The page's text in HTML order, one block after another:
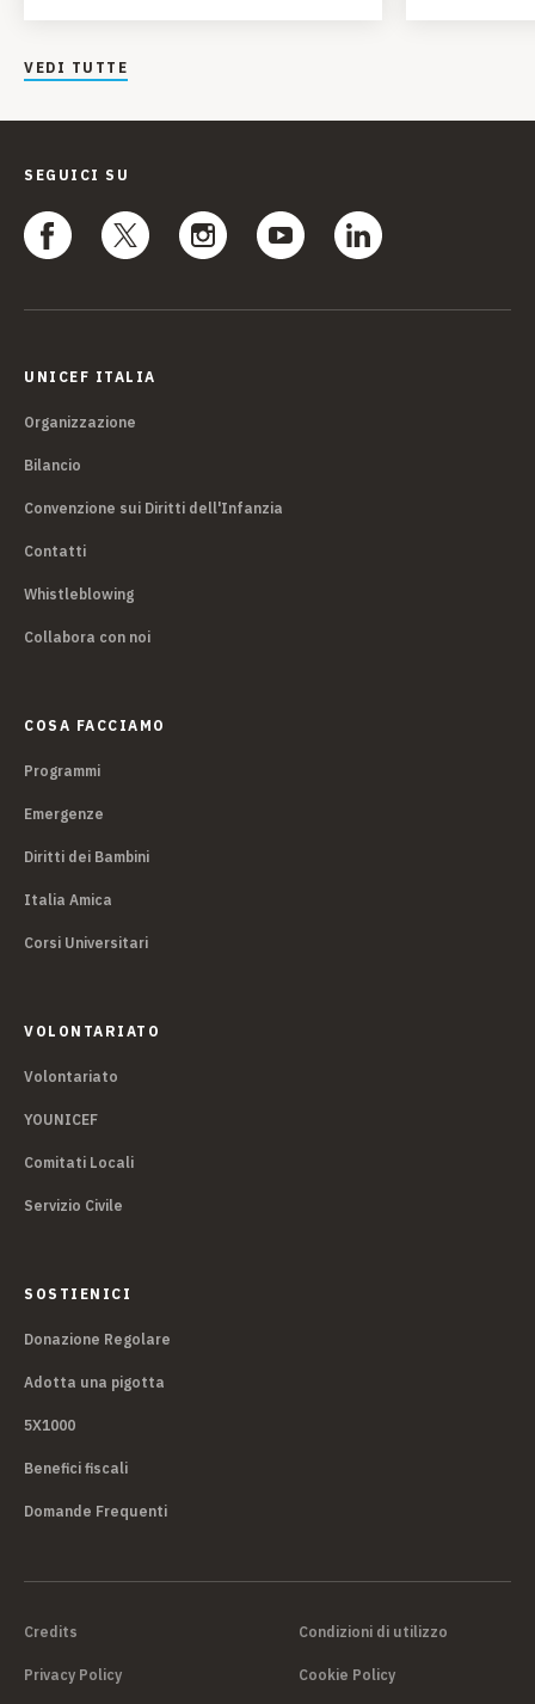
VEDI TUTTE
SEGUICI SU
UNICEF ITALIA
Organizzazione
Bilancio
Convenzione sui Diritti dell'Infanzia
Contatti
Whistleblowing
Collabora con noi
COSA FACCIAMO
Programmi
Emergenze
Diritti dei Bambini
Italia Amica
Corsi Universitari
VOLONTARIATO
Volontariato
YOUNICEF
Comitati Locali
Servizio Civile
SOSTIENICI
Donazione Regolare
Adotta una pigotta
5X1000
Benefici fiscali
Domande Frequenti
Credits Condizioni di utilizzo
Privacy Policy Cookie Policy